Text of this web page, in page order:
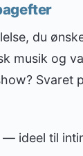
du
musik og
Svaret
ideel til